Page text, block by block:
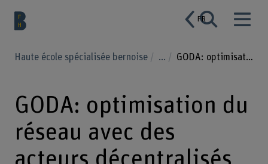
FR
Haute école spécialisée bernoise ... GODA: optimisation du réseau avec des acteurs décentralisés
GODA: optimisation du
réseau avec des
acteurs décentralisés